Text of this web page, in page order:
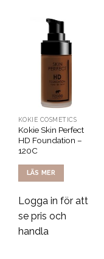
KOKIE COSMETICS
Kokie Skin Perfect
HD Foundation –
120C
LÄS MER
Logga in för att
se pris och
handla